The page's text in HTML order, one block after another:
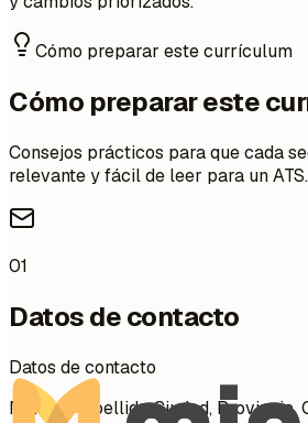
Cómo preparar este currículum
Cómo preparar este
Consejos prácticos para que cada
relevante y fácil de leer para un ATS.
01
Datos de contacto
Datos de contacto
Nombre Apellido Ciudad, Provincia,